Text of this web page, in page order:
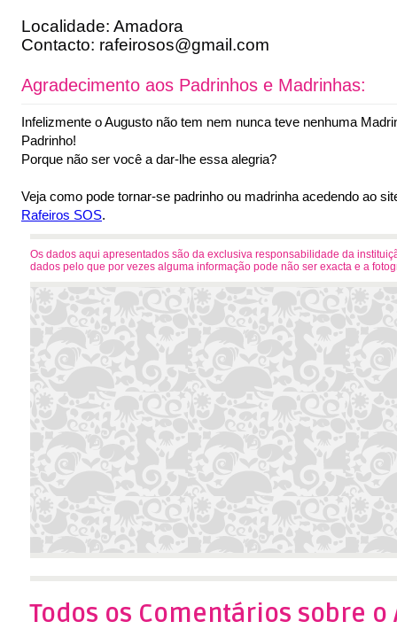
Localidade: Amadora
Contacto: rafeirosos@gmail.com
Agradecimento aos Padrinhos e Madrinhas:
Infelizmente o Augusto não tem nem nunca teve nenhuma
Padrinho!
Porque não ser você a dar-lhe essa alegria?
Veja como pode tornar-se padrinho ou madrinha acedendo ao
Rafeiros SOS.
Os dados aqui apresentados são da exclusiva responsabilidade da
dados pelo que por vezes alguma informação pode não ser exacta e a
Todos os Comentários sobre o